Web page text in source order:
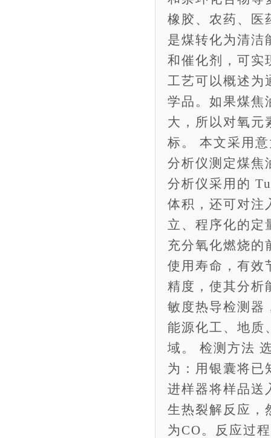
橡胶、农药、医
是煤转化为清洁
和催化剂，可实
工艺可以概述为
学品。如果煤焦
大，所以对氧元
标。 本文采用
分析仪测定煤焦
分析仪采用的
体积，还可对注
立、程序化的定
充分氧化燃烧的
使用寿命，有效
精度，使其分析
敏度热导检测器
能源化工、地质
域。 检测方法
为：用银囊将已
进样器将样品送
生热裂解反应，
为CO。反应过